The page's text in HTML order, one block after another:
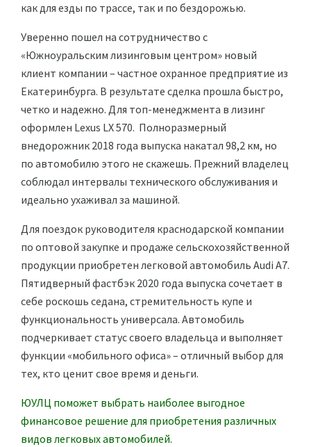
как для езды по трассе, так и по бездорожью.
Уверенно пошел на сотрудничество с
«Южноуральским лизинговым центром» новый
клиент компании – частное охранное предприятие из
Екатеринбурга. В результате сделка прошла быстро,
четко и надежно. Для топ-менеджмента в лизинг
оформлен Lexus LX 570. Полноразмерный
внедорожник 2018 года выпуска накатал 98,2 км, но
по автомобилю этого не скажешь. Прежний владелец
соблюдал интервалы технического обслуживания и
идеально ухаживал за машиной.
Для поездок руководителя краснодарской компании
по оптовой закупке и продаже сельскохозяйственной
продукции приобретен легковой автомобиль Audi A7.
Пятидверный фастбэк 2020 года выпуска сочетает в
себе роскошь седана, стремительность купе и
функциональность универсала. Автомобиль
подчеркивает статус своего владельца и выполняет
функции «мобильного офиса» – отличный выбор для
тех, кто ценит свое время и деньги.
ЮУЛЦ поможет выбрать наиболее выгодное
финансовое решение для приобретения различных
видов легковых автомобилей.